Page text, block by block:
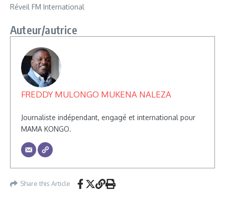
Réveil FM International
Auteur/autrice
FREDDY MULONGO MUKENA NALEZA
Journaliste indépendant, engagé et international pour
MAMA KONGO.
Share this Article